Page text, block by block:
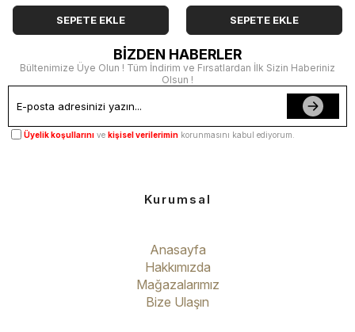
SEPETE EKLE SEPETE EKLE
BİZDEN HABERLER
Bültenimize Üye Olun ! Tüm İndirim ve Fırsatlardan İlk Sizin Haberiniz
Olsun !
Üyelik koşullarını ve kişisel verilerimin korunmasını kabul ediyorum.
Kurumsal
Anasayfa
Hakkımızda
Mağazalarımız
Bize Ulaşın